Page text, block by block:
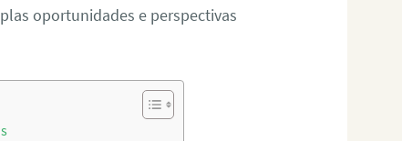
oportunidades e perspectivas